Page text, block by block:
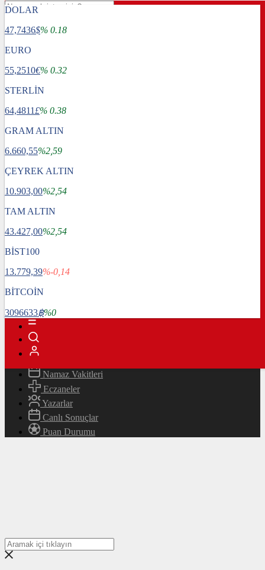
DOLAR
47,7436$% 0.18
EURO
55,2510€% 0.32
STERLİN
64,4811£% 0.38
GRAM ALTIN
6.660,55%2,59
ÇEYREK ALTIN
10.903,00%2,54
TAM ALTIN
43.427,00%2,54
BİST100
13.779,39%-0,14
BİTCOİN
3096633฿%0
Dünya
Spor
Magazin
Teknoloji
Bafra Rehberi
Namaz Vakitleri
Eczaneler
Yazarlar
Canlı Sonuçlar
Puan Durumu